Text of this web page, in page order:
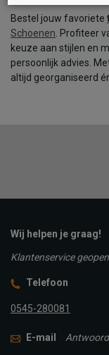
Bestel jouw favoriete
Schoenen. Profiteer
keuze aan stijlen en
persoonlijk advies.
altijd georganiseerd
Wij helpen je graag!
Klantenservice
Telefoon
0545-280081
E-mail